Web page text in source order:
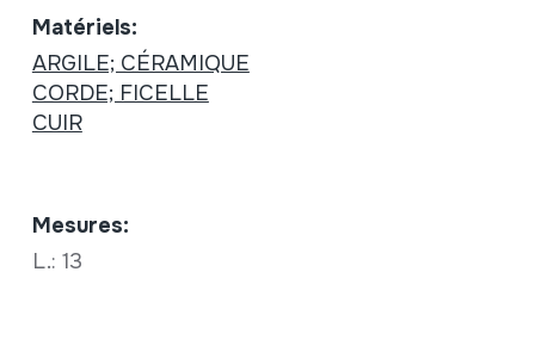
Matériels:
ARGILE; CÉRAMIQUE
CORDE; FICELLE
CUIR
Mesures:
L.: 13